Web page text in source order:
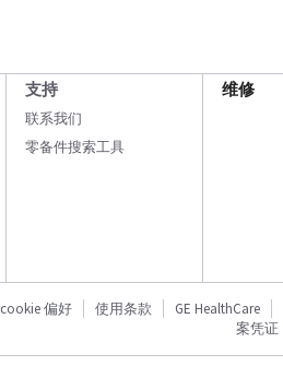
支持
联系我们
零备件搜索工具
维修
cookie 偏好 使用条款 GE HealthCare
案凭证